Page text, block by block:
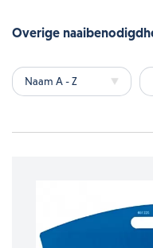
Overige